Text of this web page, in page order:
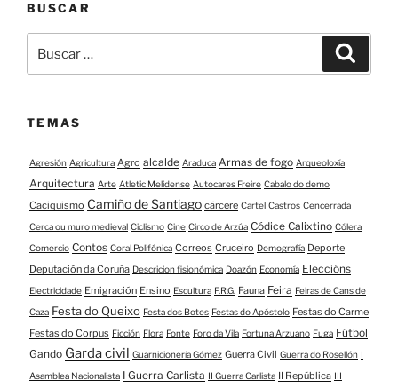
BUSCAR
TEMAS
Agresión Agricultura Agro alcalde Araduca Armas de fogo Arqueoloxía
Arquitectura Arte Atletic Melidense Autocares Freire Cabalo do demo
Caciquismo Camiño de Santiago cárcere Cartel Castros Cencerrada
Cerca ou muro medieval Ciclismo Cine Circo de Arzúa Códice Calixtino Cólera
Comercio Contos Coral Polifónica Correos Cruceiro Demografía Deporte
Deputación da Coruña Descricion fisionómica Doazón Economía Eleccións
Electricidade Emigración Ensino Escultura F.R.G. Fauna Feira Feiras de Cans de
Caza Festa do Queixo Festa dos Botes Festas do Apóstolo Festas do Carme
Festas do Corpus Ficción Flora Fonte Foro da Vila Fortuna Arzuano Fuga Fútbol
Gando Garda civil Guarnicionería Gómez Guerra Civil Guerra do Rosellón I
Asamblea Nacionalista I Guerra Carlista II Guerra Carlista II República III